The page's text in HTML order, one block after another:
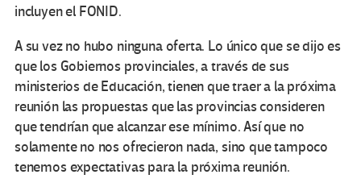
incluyen el FONID.
A su vez no hubo ninguna oferta. Lo único que se dijo es
que los Gobiernos provinciales, a través de sus
ministerios de Educación, tienen que traer a la próxima
reunión las propuestas que las provincias consideren
que tendrían que alcanzar ese mínimo. Así que no
solamente no nos ofrecieron nada, sino que tampoco
tenemos expectativas para la próxima reunión.